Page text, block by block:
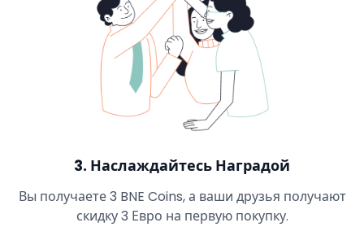
3. Наслаждайтесь Наградой
Вы получаете 3 BNE Coins, а ваши друзья получают
скидку 3 Евро на первую покупку.